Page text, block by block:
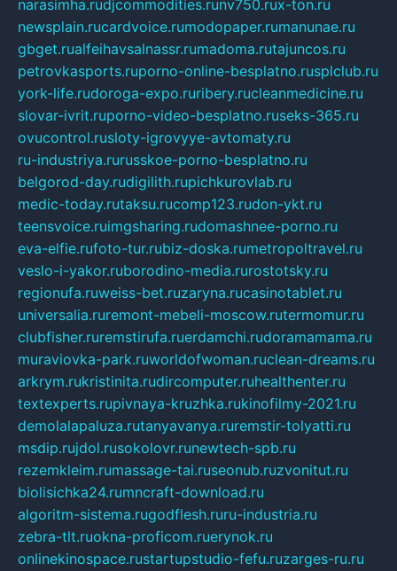
narasimha.rudjcommodities.runv750.rux-ton.ru
newsplain.rucardvoice.rumodopaper.rumanunae.ru
gbget.rualfeihavsalnassr.rumadoma.rutajuncos.ru
petrovkasports.ruporno-online-besplatno.rusplclub.ru
york-life.rudoroga-expo.ruribery.rucleanmedicine.ru
slovar-ivrit.ruporno-video-besplatno.ruseks-365.ru
ovucontrol.rusloty-igrovyye-avtomaty.ru
ru-industriya.rurusskoe-porno-besplatno.ru
belgorod-day.rudigilith.rupichkurovlab.ru
medic-today.rutaksu.rucomp123.rudon-ykt.ru
teensvoice.ruimgsharing.rudomashnee-porno.ru
eva-elfie.rufoto-tur.rubiz-doska.rumetropoltravel.ru
veslo-i-yakor.ruborodino-media.rurostotsky.ru
regionufa.ruweiss-bet.ruzaryna.rucasinotablet.ru
universalia.ruremont-mebeli-moscow.rutermomur.ru
clubfisher.ruremstirufa.ruerdamchi.rudoramamama.ru
muraviovka-park.ruworldofwoman.ruclean-dreams.ru
arkrym.rukristinita.rudircomputer.ruhealthenter.ru
textexperts.rupivnaya-kruzhka.rukinofilmy-2021.ru
demolalapaluza.rutanyavanya.ruremstir-tolyatti.ru
msdip.rujdol.rusokolovr.runewtech-spb.ru
rezemkleim.rumassage-tai.ruseonub.ruzvonitut.ru
biolisichka24.rumncraft-download.ru
algoritm-sistema.rugodflesh.ruru-industria.ru
zebra-tlt.ruokna-proficom.ruerynok.ru
onlinekinospace.rustartupstudio-fefu.ruzarges-ru.ru